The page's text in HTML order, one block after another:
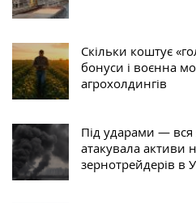
Скільки коштує
бонуси і воєнна
агрохолдингів
Під ударами — вся
атакувала активи
зернотрейдерів в